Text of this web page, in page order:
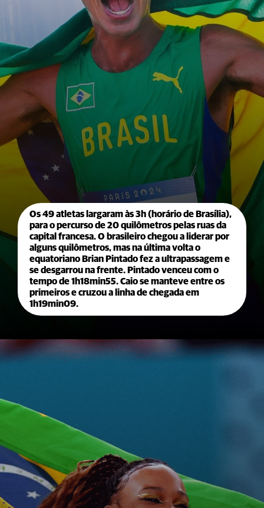
Os 49 atletas largaram às 3h (horário de Brasília),
para o percurso de 20 quilômetros pelas ruas da
capital francesa. O brasileiro chegou a liderar por
alguns quilômetros, mas na última volta o
equatoriano Brian Pintado fez a ultrapassagem e
se desgarrou na frente. Pintado venceu com o
tempo de 1h18min55. Caio se manteve entre os
primeiros e cruzou a linha de chegada em
1h19min09.